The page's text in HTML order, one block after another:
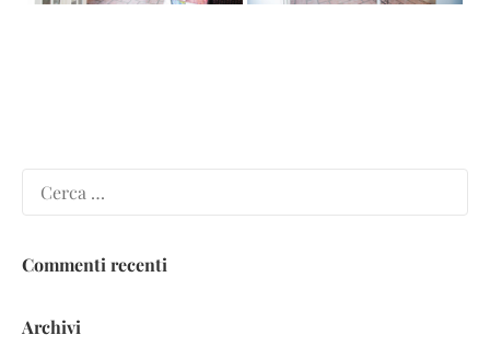
per:
Commenti recenti
Archivi